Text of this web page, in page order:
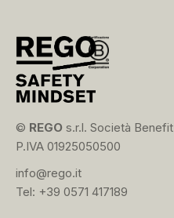
© REGO s.r.l. Società Benefit
P.IVA 01925050500
info@rego.it
Tel: +39 0571 417189